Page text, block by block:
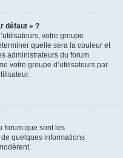
défaut » ?
votre groupe
quelle sera la couleur et
administrateurs du forum
votre groupe d’utilisateurs par
forum que sont les
quelques informations